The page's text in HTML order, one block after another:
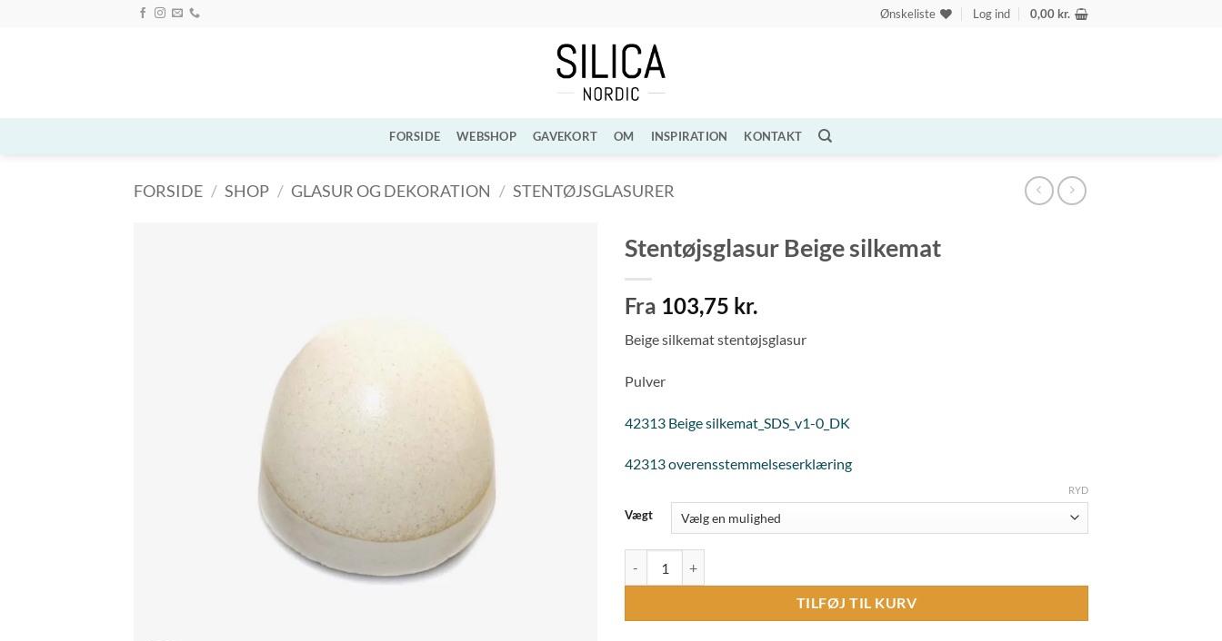
Ønskeliste Log ind 0,00 kr.
FORSIDE WEBSHOP GAVEKORT OM INSPIRATION KONTAKT
FORSIDE / SHOP / GLASUR OG DEKORATION / STENTØJSGLASURER
Stentøjsglasur Beige silkemat
Fra 103,75 kr.
Beige silkemat stentøjsglasur
Pulver
42313 Beige silkemat_SDS_v1-0_DK
42313 overensstemmelseserklæring
Vægt
RYD
TILFØJ TIL KURV